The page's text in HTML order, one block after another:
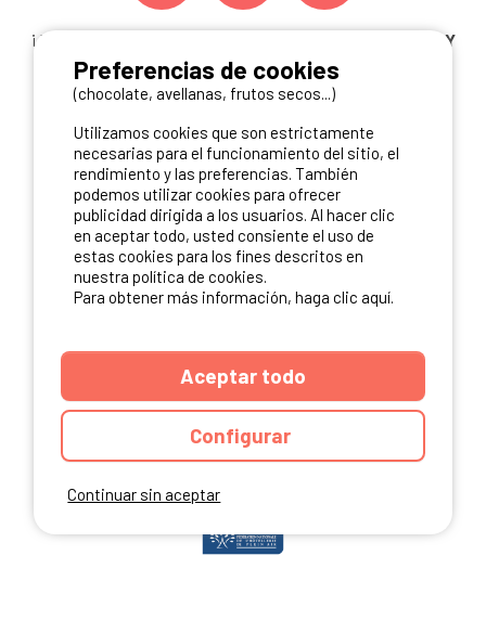
¡ Y NO TE PIERDAS NUESTRAS
OFERTAS, CONCURSOS Y
NOVEDADESINSCRIBIÉNDOTE A NUESTRA
NEWSLETTER!
ME INSCRIBO
NUESTROS PARTNERS
Continuar sin aceptar
Preferencias de cookies
(chocolate, avellanas, frutos secos...)
Utilizamos cookies que son estrictamente
necesarias para el funcionamiento del sitio, el
rendimiento y las preferencias. También
podemos utilizar cookies para ofrecer
publicidad dirigida a los usuarios. Al hacer clic
en aceptar todo, usted consiente el uso de
estas cookies para los fines descritos en
nuestra política de cookies.
Para obtener más información, haga clic aquí.
Aceptar todo
Configurar